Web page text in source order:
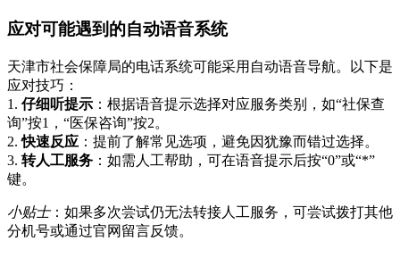
应对可能遇到的自动语音系统
天津市社会保障局的电话系统可能采用自动语音导航。以下是
应对技巧：
1. 仔细听提示 ：根据语音提示选择对应服务类别，如“社保查
询”按1，“医保咨询”按2。
2.快速反应 ：提前了解常见选项，避免因犹豫而错过选择。
3. 转人工服务 ：如需人工帮助，可在语音提示后按“0”或“*”
键。
小贴士：如果多次尝试仍无法转接人工服务，可尝试拨打其他
分机号或通过官网留言反馈。